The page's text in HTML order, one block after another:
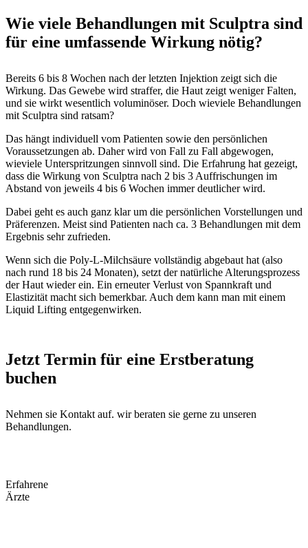
Wie viele Behandlungen mit Sculptra sind
für eine umfassende Wirkung nötig?
Bereits 6 bis 8 Wochen nach der letzten Injektion zeigt sich die
Wirkung. Das Gewebe wird straffer, die Haut zeigt weniger Falten,
und sie wirkt wesentlich voluminöser. Doch wieviele Behandlungen
mit Sculptra sind ratsam?
Das hängt individuell vom Patienten sowie den persönlichen
Voraussetzungen ab. Daher wird von Fall zu Fall abgewogen,
wieviele Unterspritzungen sinnvoll sind. Die Erfahrung hat gezeigt,
dass die Wirkung von Sculptra nach 2 bis 3 Auffrischungen im
Abstand von jeweils 4 bis 6 Wochen immer deutlicher wird.
Dabei geht es auch ganz klar um die persönlichen Vorstellungen und
Präferenzen. Meist sind Patienten nach ca. 3 Behandlungen mit dem
Ergebnis sehr zufrieden.
Wenn sich die Poly-L-Milchsäure vollständig abgebaut hat (also
nach rund 18 bis 24 Monaten), setzt der natürliche Alterungsprozess
der Haut wieder ein. Ein erneuter Verlust von Spannkraft und
Elastizität macht sich bemerkbar. Auch dem kann man mit einem
Liquid Lifting entgegenwirken.
Jetzt Termin für eine Erstberatung
buchen
Nehmen sie Kontakt auf. wir beraten sie gerne zu unseren
Behandlungen.
Erfahrene
Ärzte